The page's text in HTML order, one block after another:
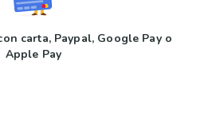
carta, Paypal, Google Pay o
Apple Pay